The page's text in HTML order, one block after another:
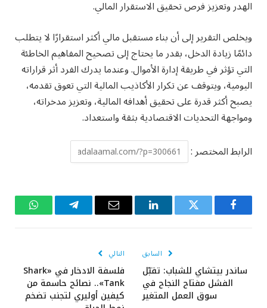
الهدر وتعزيز فرص تحقيق الاستقرار المالي.
ويخلص التقرير إلى أن بناء مستقبل مالي أكثر استقرارًا لا يتطلب
دائمًا زيادة الدخل، بقدر ما يحتاج إلى تصحيح المفاهيم الخاطئة
التي تؤثر في طريقة إدارة الأموال. وعندما يدرك الفرد أثر قراراته
اليومية، ويتوقف عن تكرار الأكاذيب المالية التي تعوق تقدمه،
يصبح أكثر قدرة على تحقيق أهدافه المالية، وتعزيز مدخراته،
ومواجهة التحديات الاقتصادية بثقة واستعداد.
الرابط المختصر :
فيسبوك تويتر لينكدإن
البريد
تيلقرام واتساب
السابق
ساندر بيتشاي للشباب: تقبّل
الفشل مفتاح النجاح في
سوق العمل المتغير
التالي
فلسفة الادخار في «Shark
Tank».. نصائح حاسمة من
كيفين أوليري لتجنب تضخم